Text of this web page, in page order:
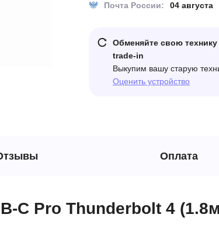
Почта России:
04 августа
Обменяйте свою технику
trade-in
Выкупим вашу старую
Оценить устройство
Оплата
C Pro Thunderbolt 4